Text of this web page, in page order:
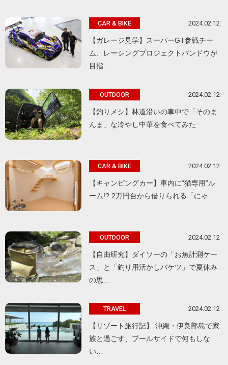
CAR & BIKE 2024.02.12
【ガレージ見学】スーパーGT参戦チー
ム、レーシングプロジェクトバンドウが
目指…
OUTDOOR 2024.02.12
【釣りメシ】林道沿いの車中で「そのま
んま」な冷やし中華を食べてみた
CAR & BIKE 2024.02.12
【キャンピングカー】車内に“猫専用”ル
ーム!? 2万円台から借りられる「にゃ…
OUTDOOR 2024.02.12
【自由研究】ダイソーの「お魚計測ケー
ス」と「釣り用活かしバケツ」で夏休み
の思…
TRAVEL 2024.02.12
【リゾート旅行記】 沖縄・伊良部島で家
族と過ごす、プールサイドで何もしな
い…